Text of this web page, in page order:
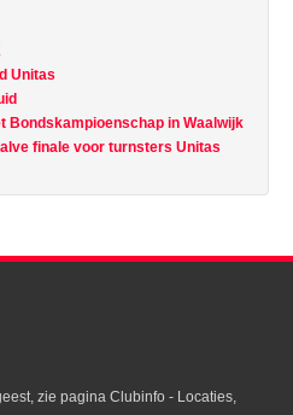
Unitas
Bondskampioenschap in Waalwijk
finale voor turnsters Unitas
zie pagina Clubinfo - Locaties,